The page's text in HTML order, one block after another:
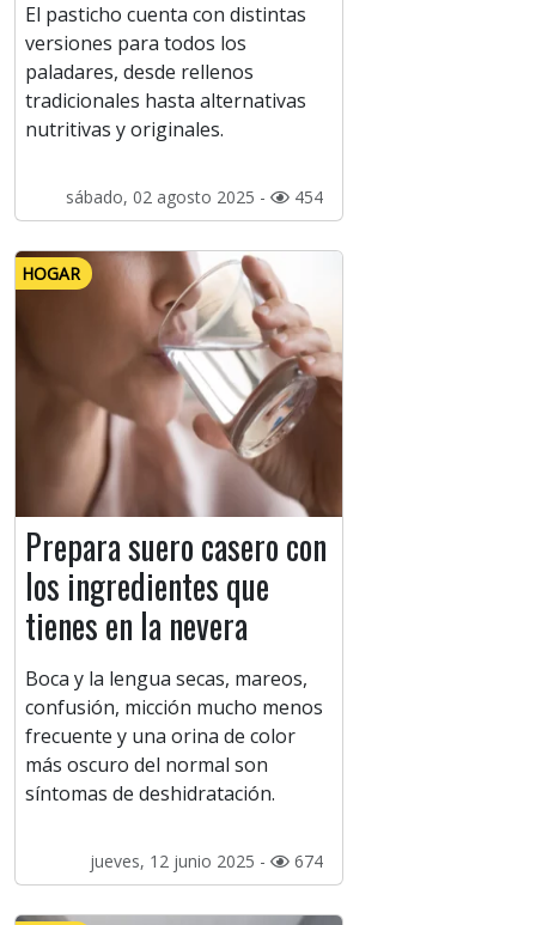
El pasticho cuenta con distintas
versiones para todos los
paladares, desde rellenos
tradicionales hasta alternativas
nutritivas y originales.
sábado, 02 agosto 2025 - 454
HOGAR
Prepara suero casero con
los ingredientes que
tienes en la nevera
Boca y la lengua secas, mareos,
confusión, micción mucho menos
frecuente y una orina de color
más oscuro del normal son
síntomas de deshidratación.
jueves, 12 junio 2025 - 674